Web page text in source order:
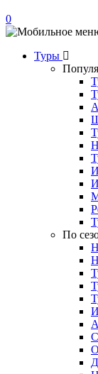
0
Туры
По